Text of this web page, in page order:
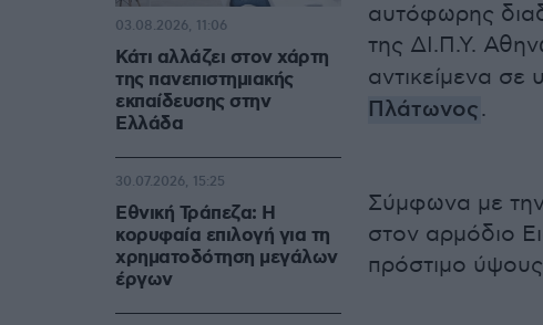
αυτόφωρης
της ΔΙ.Π.Υ.
αντικείμενα
Πλάτωνος.
Σύμφωνα με
στον αρμόδιο
πρόστιμο
Κάτι αλλάζει στον χάρτη
της πανεπιστημιακής
εκπαίδευσης στην
Ελλάδα
03.08.2026, 11:06
Εθνική Τράπεζα: Η
κορυφαία επιλογή για τη
χρηματοδότηση μεγάλων
έργων
30.07.2026, 15:25